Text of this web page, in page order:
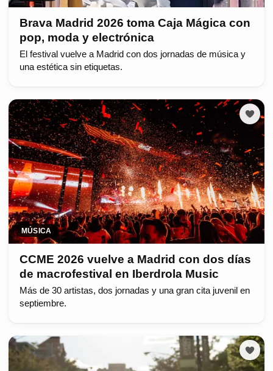
Brava Madrid 2026 toma Caja Mágica con
pop, moda y electrónica
El festival vuelve a Madrid con dos jornadas de música y
una estética sin etiquetas.
MÚSICA
CCME 2026 vuelve a Madrid con dos días
de macrofestival en Iberdrola Music
Más de 30 artistas, dos jornadas y una gran cita juvenil en
septiembre.